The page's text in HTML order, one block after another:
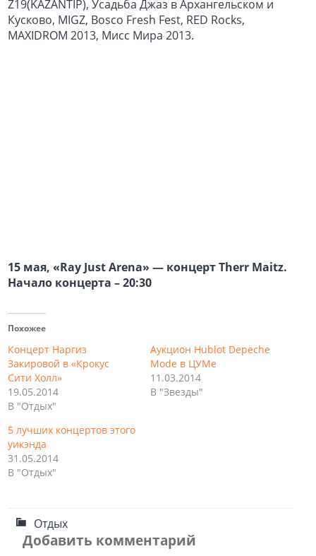
Z19(KAZANTIP), Усадьба Джаз в Архангельском и
Кусково, MIGZ, Bosco Fresh Fest, RED Rocks,
MAXIDROM 2013, Мисс Мира 2013.
15 мая, «Ray Just Arena» — концерт Therr Maitz.
Начало концерта – 20:30
Похожее
Концерт Наргиз
Закировой в «Крокус
Сити Холл»
19.05.2014
В "Отдых"
Аукцион Hublot Depeche
Mode в ЦУМе
11.03.2014
В "Звезды"
5 лучших концертов этого
уикэнда
31.05.2014
В "Отдых"
Отдых
Добавить комментарий